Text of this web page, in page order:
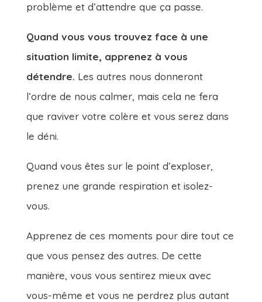
problème et d’attendre que ça passe.
Quand vous vous trouvez face à une
situation limite, apprenez à vous
détendre. Les autres nous donneront
l’ordre de nous calmer, mais cela ne fera
que raviver votre colère et vous serez dans
le déni.
Quand vous êtes sur le point d’exploser,
prenez une grande respiration et isolez-
vous.
Apprenez de ces moments pour dire tout ce
que vous pensez des autres. De cette
manière, vous vous sentirez mieux avec
vous-même et vous ne perdrez plus autant